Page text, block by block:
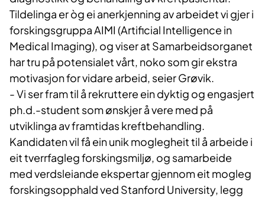
Tildelinga er òg ei anerkjenning av arbeidet vi gjer i
forskingsgruppa AIMI (Artificial Intelligence in
Medical Imaging), og viser at Samarbeidsorganet
har tru på potensialet vårt, noko som gir ekstra
motivasjon for vidare arbeid, seier Grøvik.
- Vi ser fram til å rekruttere ein dyktig og engasjert
ph.d.-student som ønskjer å vere med på
utviklinga av framtidas kreftbehandling.
Kandidaten vil få ein unik moglegheit til å arbeide i
eit tverrfagleg forskingsmiljø, og samarbeide
med verdsleiande ekspertar gjennom eit mogleg
forskingsopphald ved Stanford University, legg